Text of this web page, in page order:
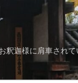
迦様に肩車されて